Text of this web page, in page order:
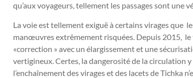
qu’aux voyageurs, tellement les passages sont une
La voie est tellement exiguë à certains virages que
manœuvres extrêmement risquées. Depuis 2015,
«correction » avec un élargissement et une
vertigineux. Certes, la dangerosité de la circulation
l’enchaînement des virages et des lacets de Tichka